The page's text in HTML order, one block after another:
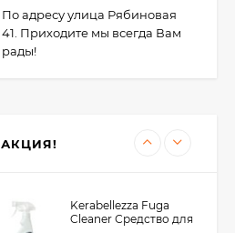
По адресу улица Рябиновая
41. Приходите мы всегда Вам
рады!
АКЦИЯ!
210 ₽
Kerabellezza Fuga
Cleaner Средство для